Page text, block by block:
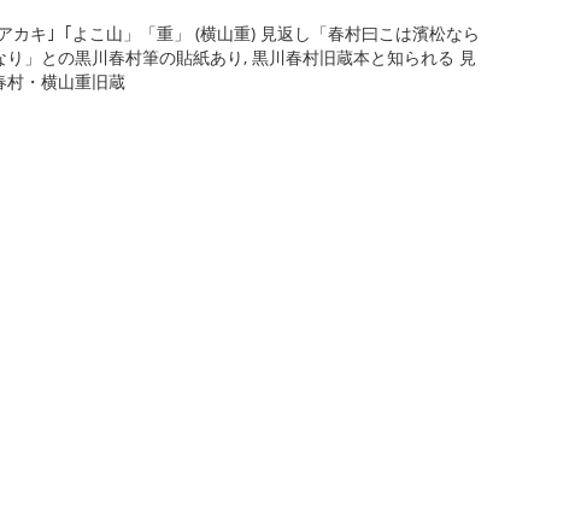
カキ｣「よこ山」「重」 (横山重) 見返し「春村曰こは濱松なら
」との黒川春村筆の貼紙あり, 黒川春村旧蔵本と知られる 見
村・横山重旧蔵